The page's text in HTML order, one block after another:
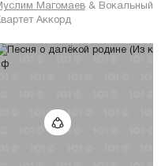
Магомаев & Вокальный
Аккорд